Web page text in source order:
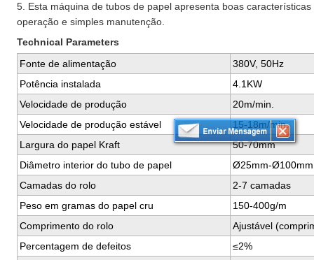
5. Esta máquina de tubos de papel apresenta boas
operação e simples manutenção.
Technical Parameters
Fonte de alimentação
380V, 50Hz
Potência instalada
4.1KW
Velocidade de produção
20m/min.
Velocidade de produção estável
15-18m/min.
Largura do papel Kraft
50-70mm
Diâmetro interior do tubo de papel
Ø25mm-
Camadas do rolo
2-7 camadas
Peso em gramas do papel cru
150-400g/m
Comprimento do rolo
Ajustável
Percentagem de defeitos
≤2%